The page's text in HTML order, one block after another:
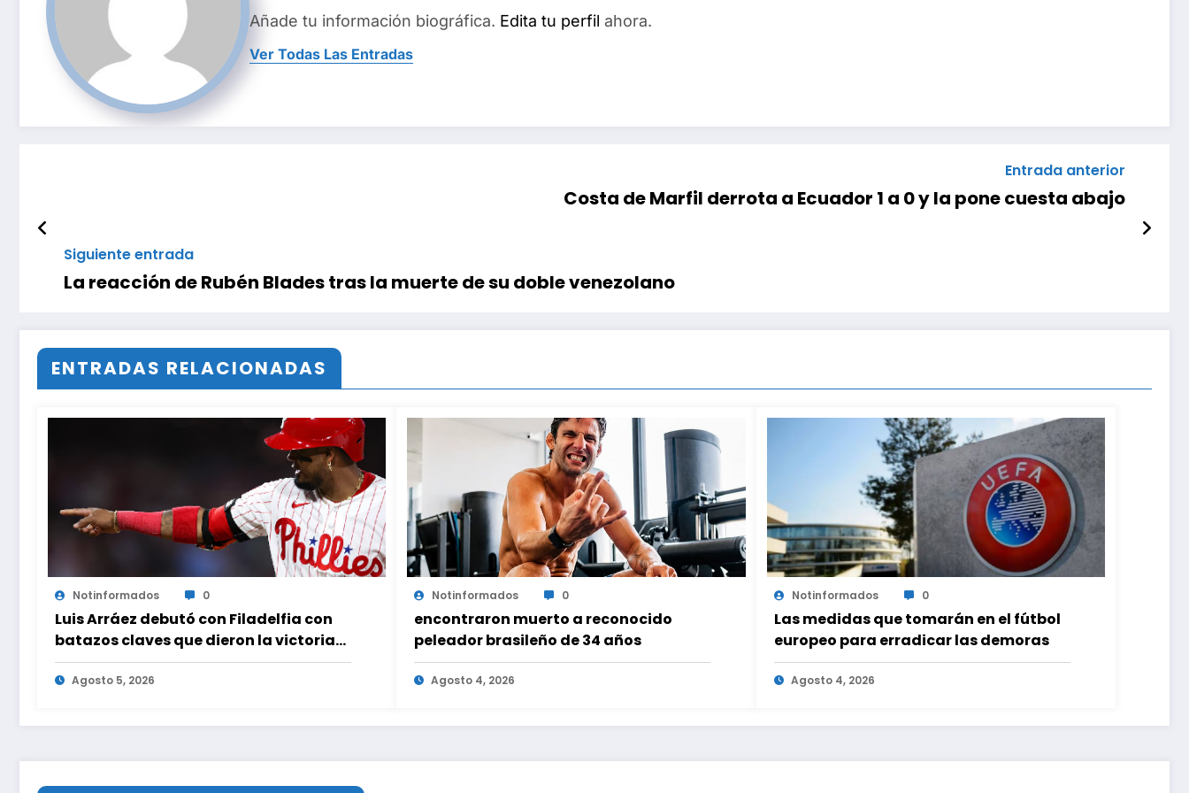
Añade tu información biográfica. Edita tu perfil ahora.
Ver Todas Las Entradas
Entrada anterior
Costa de Marfil derrota a Ecuador 1 a 0 y la pone cuesta abajo
Siguiente entrada
La reacción de Rubén Blades tras la muerte de su doble venezolano
ENTRADAS RELACIONADAS
Notinformados 0
Luis Arráez debutó con Filadelfia con
batazos claves que dieron la victoria
ante Nacionales
Agosto 5, 2026
Notinformados 0
encontraron muerto a reconocido
peleador brasileño de 34 años
Agosto 4, 2026
Notinformados 0
Las medidas que tomarán en el fútbol
europeo para erradicar las demoras
Agosto 4, 2026